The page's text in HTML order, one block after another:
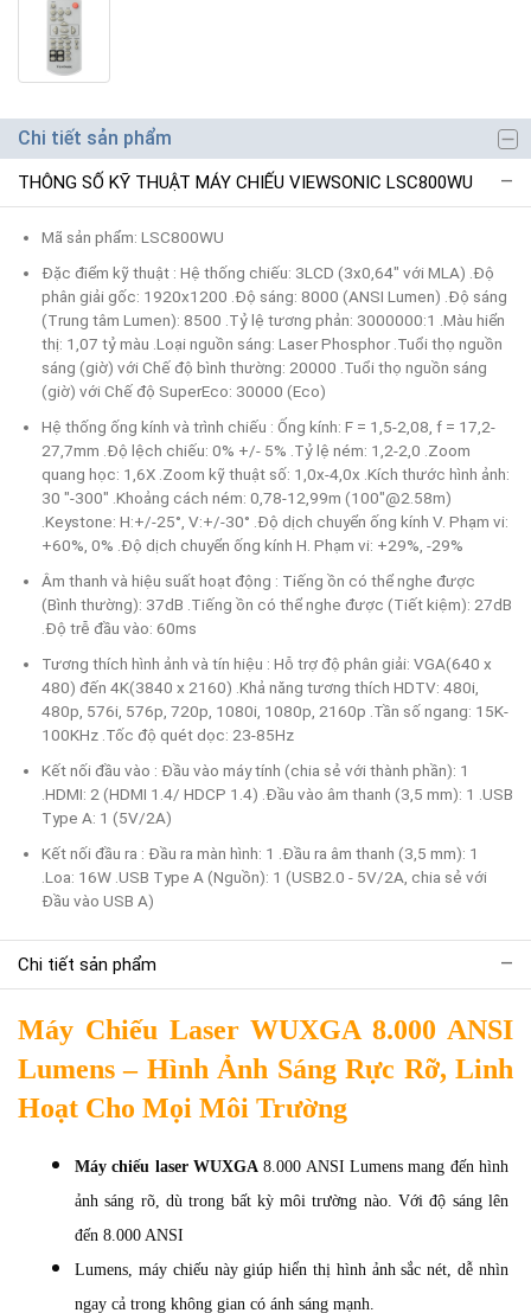
Chi tiết sản phẩm
THÔNG SỐ KỸ THUẬT MÁY CHIẾU VIEWSONIC LSC800WU
Mã sản phẩm: LSC800WU
Đặc điểm kỹ thuật : Hệ thống chiếu: 3LCD (3x0,64" với MLA) .Độ
phân giải gốc: 1920x1200 .Độ sáng: 8000 (ANSI Lumen) .Độ sáng
(Trung tâm Lumen): 8500 .Tỷ lệ tương phản: 3000000:1 .Màu hiển
thị: 1,07 tỷ màu .Loại nguồn sáng: Laser Phosphor .Tuổi thọ nguồn
sáng (giờ) với Chế độ bình thường: 20000 .Tuổi thọ nguồn sáng
(giờ) với Chế độ SuperEco: 30000 (Eco)
Hệ thống ống kính và trình chiếu : Ống kính: F = 1,5-2,08, f = 17,2-
27,7mm .Độ lệch chiếu: 0% +/- 5% .Tỷ lệ ném: 1,2-2,0 .Zoom
quang học: 1,6X .Zoom kỹ thuật số: 1,0x-4,0x .Kích thước hình ảnh:
30 "-300" .Khoảng cách ném: 0,78-12,99m (100"@2.58m)
.Keystone: H:+/-25°, V:+/-30° .Độ dịch chuyển ống kính V. Phạm vi:
+60%, 0% .Độ dịch chuyển ống kính H. Phạm vi: +29%, -29%
Âm thanh và hiệu suất hoạt động : Tiếng ồn có thể nghe được
(Bình thường): 37dB .Tiếng ồn có thể nghe được (Tiết kiệm): 27dB
.Độ trễ đầu vào: 60ms
Tương thích hình ảnh và tín hiệu : Hỗ trợ độ phân giải: VGA(640 x
480) đến 4K(3840 x 2160) .Khả năng tương thích HDTV: 480i,
480p, 576i, 576p, 720p, 1080i, 1080p, 2160p .Tần số ngang: 15K-
100KHz .Tốc độ quét dọc: 23-85Hz
Kết nối đầu vào : Đầu vào máy tính (chia sẻ với thành phần): 1
.HDMI: 2 (HDMI 1.4/ HDCP 1.4) .Đầu vào âm thanh (3,5 mm): 1 .USB
Type A: 1 (5V/2A)
Kết nối đầu ra : Đầu ra màn hình: 1 .Đầu ra âm thanh (3,5 mm): 1
.Loa: 16W .USB Type A (Nguồn): 1 (USB2.0 - 5V/2A, chia sẻ với
Đầu vào USB A)
Chi tiết sản phẩm
Máy Chiếu Laser WUXGA 8.000 ANSI
Lumens – Hình Ảnh Sáng Rực Rỡ, Linh
Hoạt Cho Mọi Môi Trường
Máy chiếu laser WUXGA 8.000 ANSI Lumens mang đến hình
ảnh sáng rõ, dù trong bất kỳ môi trường nào. Với độ sáng lên
đến 8.000 ANSI
Lumens, máy chiếu này giúp hiển thị hình ảnh sắc nét, dễ nhìn
ngay cả trong không gian có ánh sáng mạnh.